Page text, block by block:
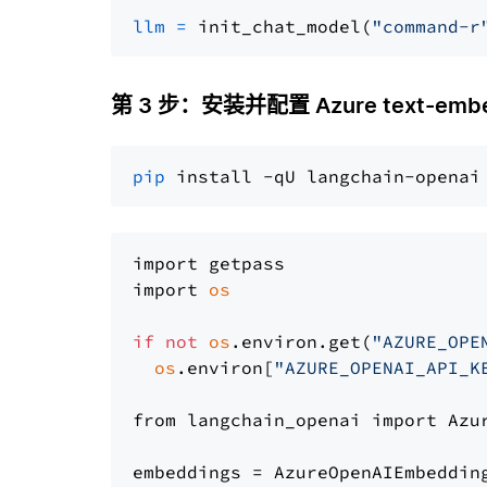
llm = init_chat_model( "command-
第 3 步：安装并配置 Azure text-
pip
import getpass
import os
if not os .environ.get(
os .environ[
from langchain_openai import
embeddings =